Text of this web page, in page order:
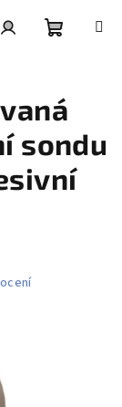
košík
sondu